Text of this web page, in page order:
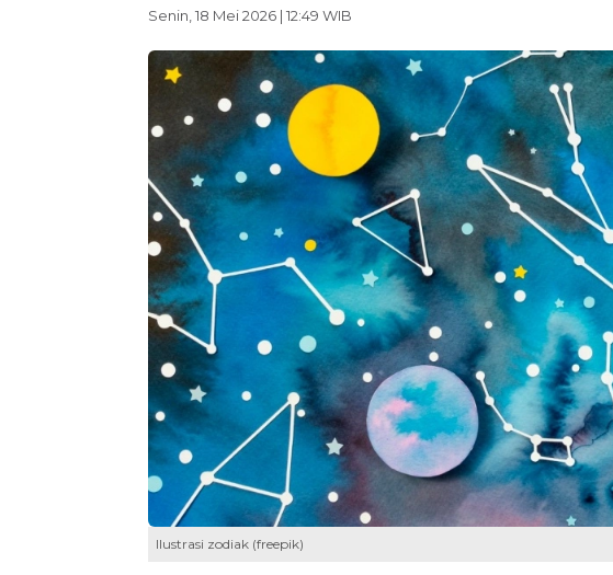
Senin, 18 Mei 2026 | 12:49 WIB
Ilustrasi zodiak (freepik)